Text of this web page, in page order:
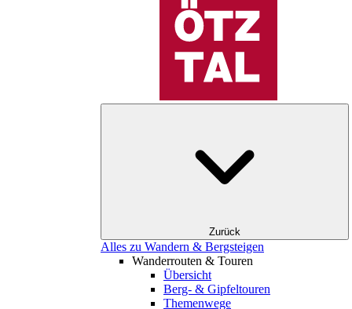
Zurück
Alles zu Wandern & Bergsteigen
Wanderrouten & Touren
Übersicht
Berg- & Gipfeltouren
Themenwege